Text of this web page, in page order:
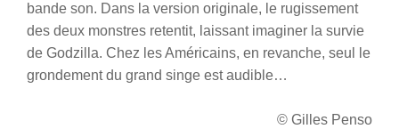
bande son. Dans la version originale, le rugissement
des deux monstres retentit, laissant imaginer la survie
de Godzilla. Chez les Américains, en revanche, seul le
grondement du grand singe est audible…
© Gilles Penso